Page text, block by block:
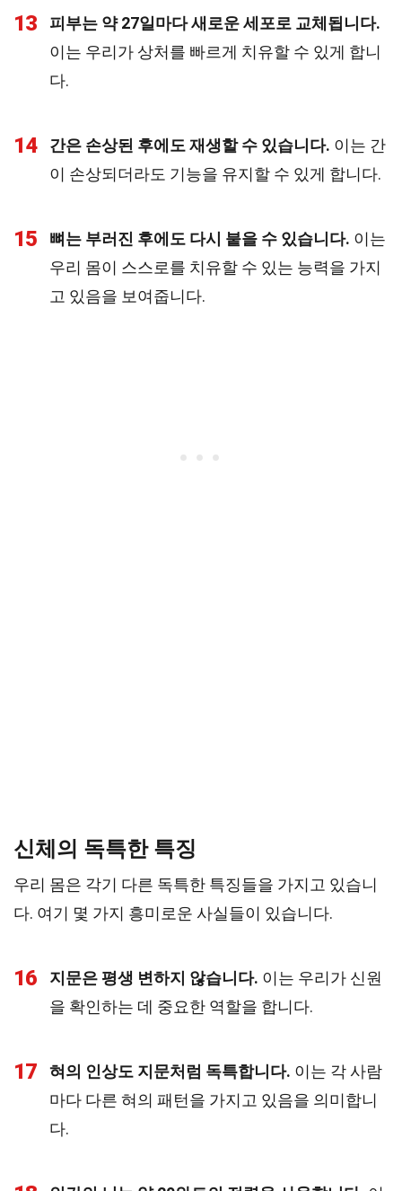
13
피부는 약 27일마다 새로운 세포로 교체됩니다.
이는 우리가 상처를 빠르게 치유할 수 있게 합니
다.
14 간은 손상된 후에도 재생할 수 있습니다. 이는 간
이 손상되더라도 기능을 유지할 수 있게 합니다.
15 뼈는 부러진 후에도 다시 붙을 수 있습니다. 이는
우리 몸이 스스로를 치유할 수 있는 능력을 가지
고 있음을 보여줍니다.
신체의 독특한 특징
우리 몸은 각기 다른 독특한 특징들을 가지고 있습니
다. 여기 몇 가지 흥미로운 사실들이 있습니다.
16 지문은 평생 변하지 않습니다. 이는 우리가 신원
을 확인하는 데 중요한 역할을 합니다.
17 혀의 인상도 지문처럼 독특합니다. 이는 각 사람
마다 다른 혀의 패턴을 가지고 있음을 의미합니
다.